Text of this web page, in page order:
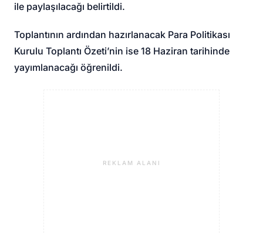
ile paylaşılacağı belirtildi.
Toplantının ardından hazırlanacak Para Politikası
Kurulu Toplantı Özeti’nin ise 18 Haziran tarihinde
yayımlanacağı öğrenildi.
REKLAM ALANI